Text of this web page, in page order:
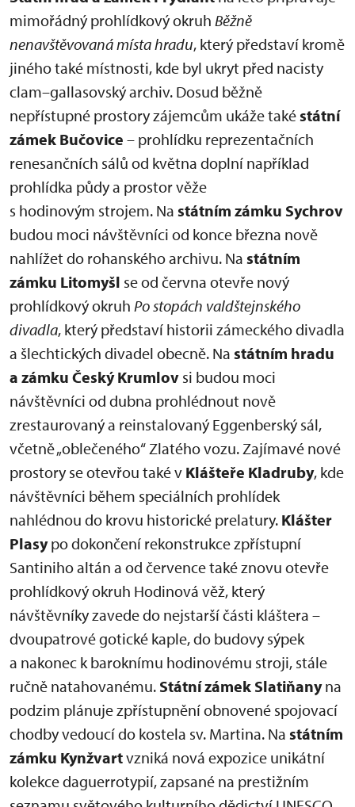
mimořádný prohlídkový okruh Běžně
nenavštěvovaná místa hradu, který představí kromě
jiného také místnosti, kde byl ukryt před nacisty
clam–gallasovský archiv. Dosud běžně
nepřístupné prostory zájemcům ukáže takéstátní
zámek Bučovice – prohlídku reprezentačních
renesančních sálů od května doplní například
prohlídka půdy a prostor věže
s hodinovým strojem. Na státním zámku Sychrov
budou moci návštěvníci od konce března nově
nahlížet do rohanského archivu. Na státním
zámku Litomyšl se od června otevře nový
prohlídkový okruh Po stopách valdštejnského
divadla, který představí historii zámeckého divadla
a šlechtických divadel obecně. Na státním hradu
a zámku Český Krumlov si budou moci
návštěvníci od dubna prohlédnout nově
zrestaurovaný a reinstalovaný Eggenberský sál,
včetně „oblečeného“ Zlatého vozu. Zajímavé nové
prostory se otevřou také v Klášteře Kladruby, kde
návštěvníci během speciálních prohlídek
nahlédnou do krovu historické prelatury. Klášter
Plasypo dokončení rekonstrukce zpřístupní
Santiniho altán a od července také znovu otevře
prohlídkový okruh Hodinová věž, který
návštěvníky zavede do nejstarší části kláštera –
dvoupatrové gotické kaple, do budovy sýpek
a nakonec k baroknímu hodinovému stroji, stále
ručně natahovanému. Státní zámek Slatiňanyna
podzim plánuje zpřístupnění obnovené spojovací
chodby vedoucí do kostela sv. Martina. Na státním
zámku Kynžvartvzniká nová expozice unikátní
kolekce daguerrotypií, zapsané na prestižním